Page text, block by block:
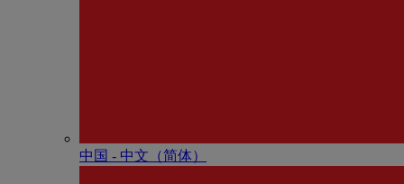
中国 - 中⽂（简体）